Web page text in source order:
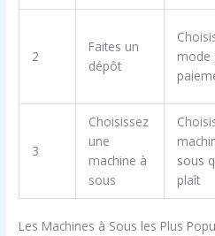
2
Faites un
dépôt
mode
3
Choisissez
une
machine à
sous
sous
plaît
Les Machines à Sous les Plus